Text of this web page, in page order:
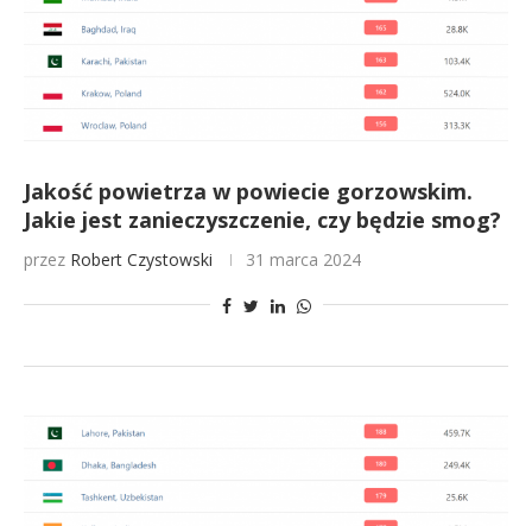
Jakość powietrza w powiecie gorzowskim.
Jakie jest zanieczyszczenie, czy będzie smog?
przez Robert Czystowski 31 marca 2024